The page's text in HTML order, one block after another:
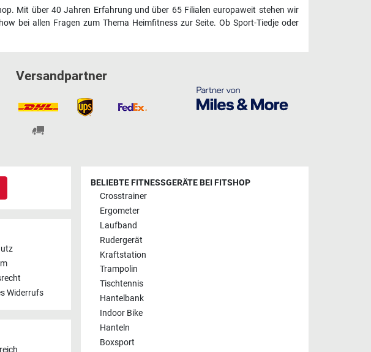
Mit über 40 Jahren Erfahrung und über 65 Filialen europaweit stehen wir
bei allen Fragen zum Thema Heimfitness zur Seite. Ob Sport-Tiedje oder
Versandpartner
Widerrufs
BELIEBTE FITNESSGERÄTE BEI FITSHOP
Crosstrainer
Ergometer
Laufband
Rudergerät
Kraftstation
Trampolin
Tischtennis
Hantelbank
Indoor Bike
Hanteln
Boxsport